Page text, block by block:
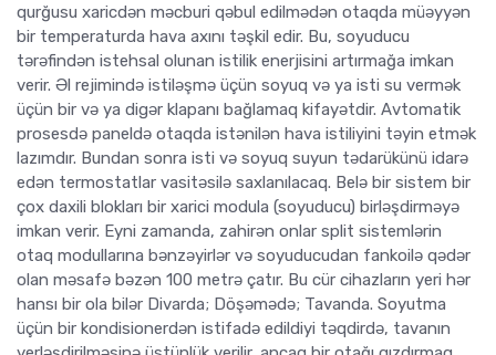
qurğusu xaricdən məcburi qəbul edilmədən otaqda müəyyən
bir temperaturda hava axını təşkil edir. Bu, soyuducu
tərəfindən istehsal olunan istilik enerjisini artırmağa imkan
verir. Əl rejimində istiləşmə üçün soyuq və ya isti su vermək
üçün bir və ya digər klapanı bağlamaq kifayətdir. Avtomatik
prosesdə paneldə otaqda istənilən hava istiliyini təyin etmək
lazımdır. Bundan sonra isti və soyuq suyun tədarükünü idarə
edən termostatlar vasitəsilə saxlanılacaq. Belə bir sistem bir
çox daxili blokları bir xarici modula (soyuducu) birləşdirməyə
imkan verir. Eyni zamanda, zahirən onlar split sistemlərin
otaq modullarına bənzəyirlər və soyuducudan fankoilə qədər
olan məsafə bəzən 100 metrə çatır. Bu cür cihazların yeri hər
hansı bir ola bilər Divarda; Döşəmədə; Tavanda. Soyutma
üçün bir kondisionerdən istifadə edildiyi təqdirdə, tavanın